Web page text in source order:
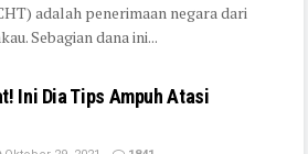
adalah penerimaan negara dari
Sebagian dana ini...
Ini Dia Tips Ampuh Atasi